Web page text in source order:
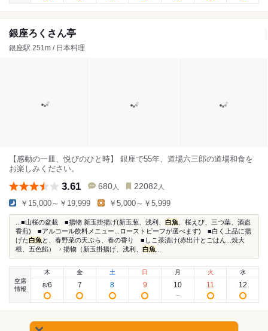
銀座ろくさん亭
銀座駅 251m / 日本料理
【感動の一皿、悦びのひと時】 銀座で55年、道場六三郎の道場和食を
お楽しみください。
3.61 680 人 22082 人
￥15,000～￥19,999 ￥5,000～￥5,999
...■山桜の盆栽 ■揚物 新玉掛揚げ(新玉葱、浅利、 白魚 、桜えび、三つ葉、酒盗
香煎) ■アルコール飲料メニュー...ローストビーフが選べます) ■白く上品に揚
げた白魚 と、春野菜の天ぷら、春の香り ■しこ茶漬け(赤出汁とごはん...焼大
根、五色餡） ・揚物（新玉掛揚げ、浅利、 白魚
空席
情報
木
8/6
金
7
土
8
日
9
月
10
火
11
水
12